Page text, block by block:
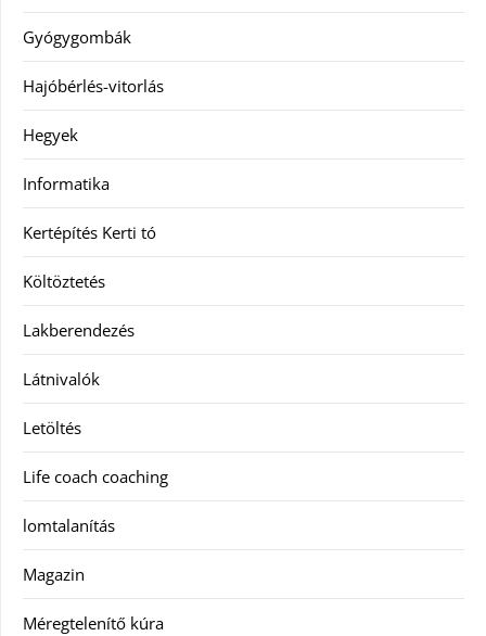
Gyógygombák
Hajóbérlés-vitorlás
Hegyek
Informatika
Kertépítés Kerti tó
Költöztetés
Lakberendezés
Látnivalók
Letöltés
Life coach coaching
lomtalanítás
Magazin
Méregtelenítő kúra